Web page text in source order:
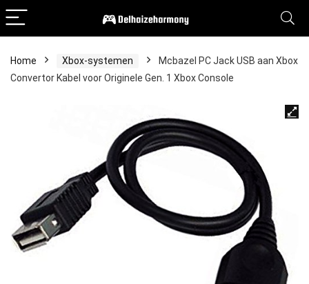
Home Xbox-systemen
Mcbazel PC Jack USB aan Xbox
Convertor Kabel voor Originele Gen. 1 Xbox Console